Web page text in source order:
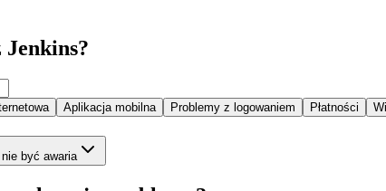
Aplikacja mobilna Problemy z logowaniem Płatności
być awaria